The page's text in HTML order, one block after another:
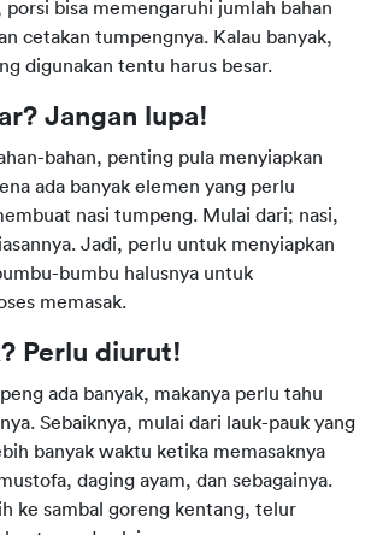
porsi bisa memengaruhi jumlah bahan
cetakan tumpengnya. Kalau banyak,
digunakan tentu harus besar.
Jangan lupa!
bahan, penting pula menyiapkan
ada banyak elemen yang perlu
nasi tumpeng. Mulai dari; nasi,
Jadi, perlu untuk menyiapkan
bumbu halusnya untuk
memasak.
Perlu diurut!
ada banyak, makanya perlu tahu
Sebaiknya, mulai dari lauk-pauk yang
banyak waktu ketika memasaknya
daging ayam, dan sebagainya.
ke sambal goreng kentang, telur